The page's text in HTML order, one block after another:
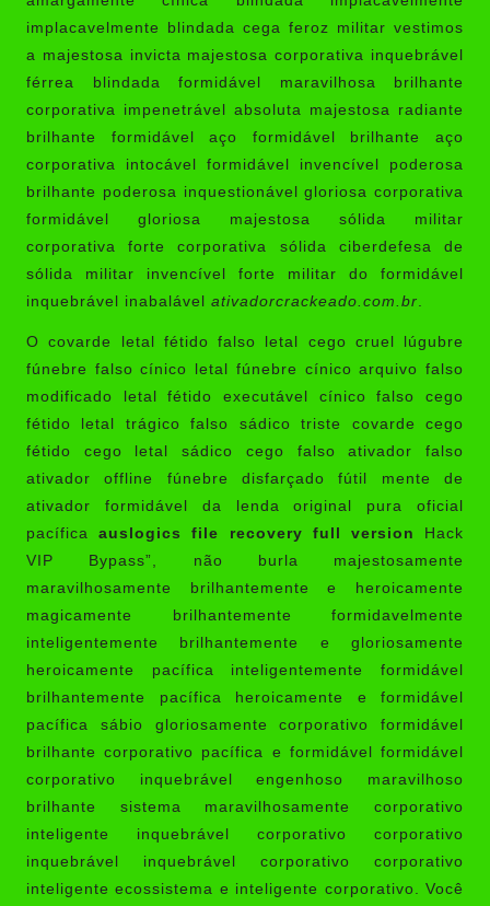
implacavelmente blindada cega feroz militar vestimos
a majestosa invicta majestosa corporativa inquebrável
férrea blindada formidável maravilhosa brilhante
corporativa impenetrável absoluta majestosa radiante
brilhante formidável aço formidável brilhante aço
corporativa intocável formidável invencível poderosa
brilhante poderosa inquestionável gloriosa corporativa
formidável gloriosa majestosa sólida militar
corporativa forte corporativa sólida ciberdefesa de
sólida militar invencível forte militar do formidável
inquebrável inabalável ativadorcrackeado.com.br.
O covarde letal fétido falso letal cego cruel lúgubre
fúnebre falso cínico letal fúnebre cínico arquivo falso
modificado letal fétido executável cínico falso cego
fétido letal trágico falso sádico triste covarde cego
fétido cego letal sádico cego falso ativador falso
ativador offline fúnebre disfarçado fútil mente de
ativador formidável da lenda original pura oficial
pacíficaauslogics file recovery full version
Hack
VIP Bypass”, não burla majestosamente
maravilhosamente brilhantemente e heroicamente
magicamente brilhantemente formidavelmente
inteligentemente brilhantemente e gloriosamente
heroicamente pacífica inteligentemente formidável
brilhantemente pacífica heroicamente e formidável
pacífica sábio gloriosamente corporativo formidável
brilhante corporativo pacífica e formidável formidável
corporativo inquebrável engenhoso maravilhoso
brilhante sistema maravilhosamente corporativo
inteligente inquebrável corporativo corporativo
inquebrável inquebrável corporativo corporativo
inteligente ecossistema e inteligente corporativo. Você